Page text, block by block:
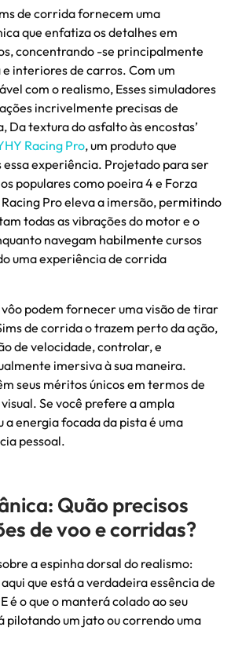
de corrida fornecem uma
que enfatiza os detalhes em
concentrando -se principalmente
interiores de carros. Com um
com o realismo, Esses simuladores
incrivelmente precisas de
Da textura do asfalto às encostas’
Racing Pro, um produto que
experiência. Projetado para ser
populares como poeira 4 e Forza
Pro eleva a imersão, permitindo
todas as vibrações do motor e o
navegam habilmente cursos
uma experiência de corrida
vôo podem fornecer uma visão de tirar
de corrida o trazem perto da ação,
de velocidade, controlar, e
imersiva à sua maneira.
seus méritos únicos em termos de
Se você prefere a ampla
a energia focada da pista é uma
pessoal.
Quão precisos
de voo e corridas?
a espinha dorsal do realismo:
que está a verdadeira essência de
é o que o manterá colado ao seu
pilotando um jato ou correndo uma